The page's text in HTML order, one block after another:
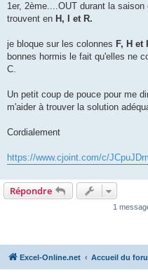
1er, 2ème....OUT durant la
trouvent en H, I et R.
je bloque sur les colonnes F, H et
bonnes hormis le fait qu'elles ne
C.
Un petit coup de pouce pour me
m'aider à trouver la solution
Cordialement
https://www.cjoint.com/c/
Répondre
1
Excel-Online.net Accueil du